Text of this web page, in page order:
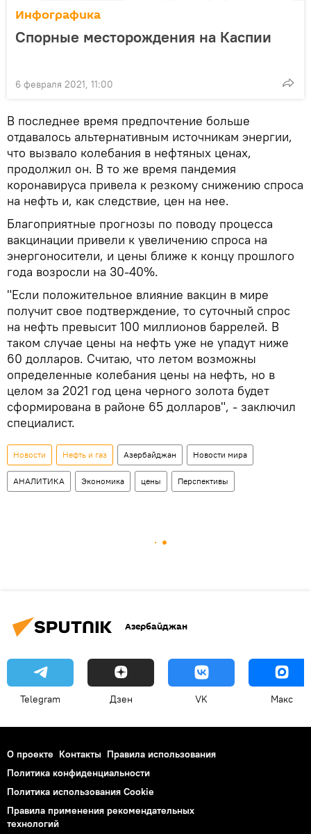
Инфографика
Спорные месторождения на Каспии
6 февраля 2021, 11:00
В последнее время предпочтение больше
отдавалось альтернативным источникам энергии,
что вызвало колебания в нефтяных ценах,
продолжил он. В то же время пандемия
коронавируса привела к резкому снижению спроса
на нефть и, как следствие, цен на нее.
Благоприятные прогнозы по поводу процесса
вакцинации привели к увеличению спроса на
энергоносители, и цены ближе к концу прошлого
года возросли на 30-40%.
"Если положительное влияние вакцин в мире
получит свое подтверждение, то суточный спрос
на нефть превысит 100 миллионов баррелей. В
таком случае цены на нефть уже не упадут ниже
60 долларов. Считаю, что летом возможны
определенные колебания цены на нефть, но в
целом за 2021 год цена черного золота будет
сформирована в районе 65 долларов", - заключил
специалист.
Новости Нефть и газ Азербайджан Новости мира
АНАЛИТИКА Экономика цены Перспективы
Азербайджан
Telegram Дзен VK Макс
О проекте Контакты Правила использования
Политика конфиденциальности
Политика использования Cookie
Правила применения рекомендательных
технологий